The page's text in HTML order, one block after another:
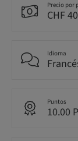
Precio por
CHF
Idioma
Puntos
10.00